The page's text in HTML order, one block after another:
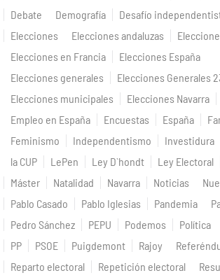
Debate
Demografía Desafío
Elecciones
Elecciones andaluzas
Elecciones en Francia
Elecciones España
Elecciones generales
Elecciones Generales
Elecciones municipales
Elecciones Navarra
Empleo en España
Encuestas España
Feminismo
Independentismo Investidura
la CUP
LePen Ley D`hondt Ley Electoral
Máster
Natalidad Navarra Noticias
Pablo Casado
Pablo Iglesias Pandemia
Pedro Sánchez
PEPU Podemos Política
PP
PSOE Puigdemont Rajoy
Reparto electoral
Repetición electoral